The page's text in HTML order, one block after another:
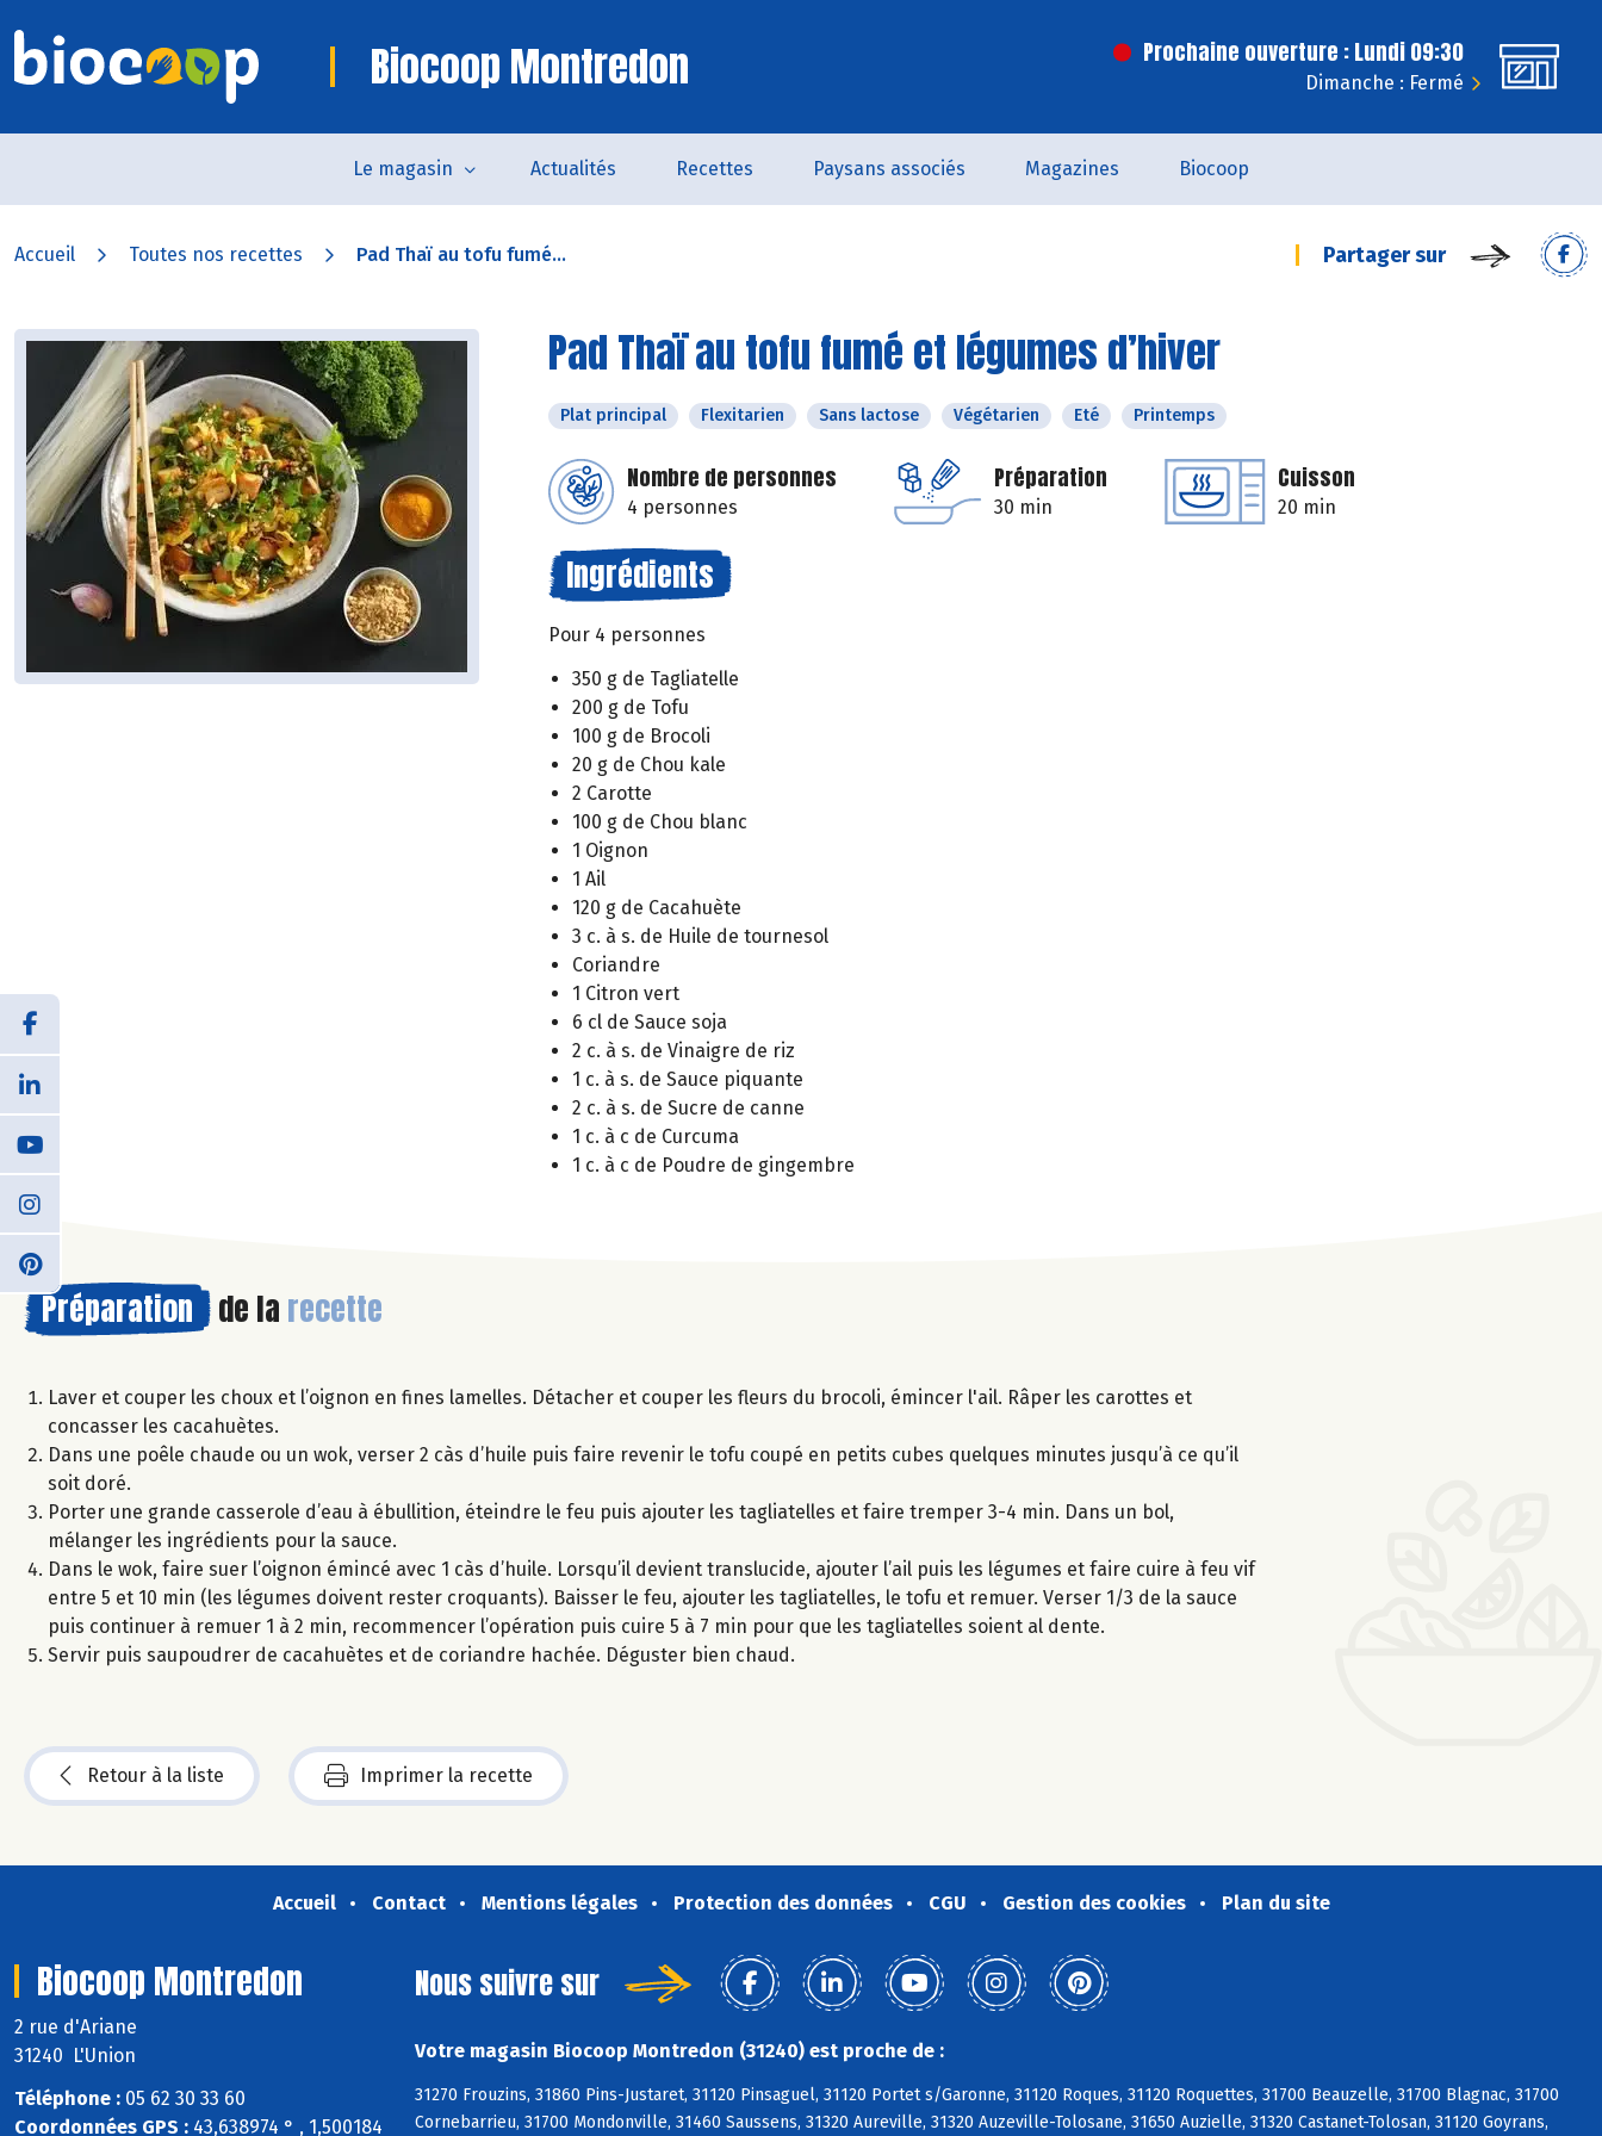
Biocoop Montredon Prochaine ouverture : Lundi 09:30
Dimanche : Fermé
Le magasin Actualités Recettes Paysans associés Magazines Biocoop
Accueil Toutes nos recettes Pad Thaï au tofu fumé... Partager sur
Pad Thaï au tofu fumé et légumes d’hiver
Plat principal Flexitarien Sans lactose Végétarien Eté Printemps
Nombre de personnes
4 personnes
Préparation
30 min
Cuisson
20 min
Ingrédients
Pour 4 personnes
350 g de Tagliatelle
200 g de Tofu
100 g de Brocoli
20 g de Chou kale
2 Carotte
100 g de Chou blanc
1 Oignon
1 Ail
120 g de Cacahuète
3 c. à s. de Huile de tournesol
Coriandre
1 Citron vert
6 cl de Sauce soja
2 c. à s. de Vinaigre de riz
1 c. à s. de Sauce piquante
2 c. à s. de Sucre de canne
1 c. à c de Curcuma
1 c. à c de Poudre de gingembre
Préparation de la recette
Laver et couper les choux et l’oignon en fines lamelles. Détacher et couper les fleurs du brocoli, émincer l'ail. Râper les carottes et
concasser les cacahuètes.
Dans une poêle chaude ou un wok, verser 2 càs d’huile puis faire revenir le tofu coupé en petits cubes quelques minutes jusqu’à ce qu’il
soit doré.
Porter une grande casserole d’eau à ébullition, éteindre le feu puis ajouter les tagliatelles et faire tremper 3-4 min. Dans un bol,
mélanger les ingrédients pour la sauce.
Dans le wok, faire suer l’oignon émincé avec 1 càs d’huile. Lorsqu’il devient translucide, ajouter l’ail puis les légumes et faire cuire à feu vif
entre 5 et 10 min (les légumes doivent rester croquants). Baisser le feu, ajouter les tagliatelles, le tofu et remuer. Verser 1/3 de la sauce
puis continuer à remuer 1 à 2 min, recommencer l’opération puis cuire 5 à 7 min pour que les tagliatelles soient al dente.
Servir puis saupoudrer de cacahuètes et de coriandre hachée. Déguster bien chaud.
Retour à la liste Imprimer la recette
Accueil Contact Mentions légales Protection des données CGU Gestion des cookies Plan du site
Biocoop Montredon
2 rue d'Ariane
31240 L'Union
Téléphone : 05 62 30 33 60
Coordonnées GPS : 43,638974 ° , 1,500184
Nous suivre sur
Votre magasin Biocoop Montredon (31240) est proche de :
31270 Frouzins, 31860 Pins-Justaret, 31120 Pinsaguel, 31120 Portet s/Garonne, 31120 Roques, 31120 Roquettes, 31700 Beauzelle, 31700 Blagnac, 31700
Cornebarrieu, 31700 Mondonville, 31460 Saussens, 31320 Aureville, 31320 Auzeville-Tolosane, 31650 Auzielle, 31320 Castanet-Tolosan, 31120 Goyrans,